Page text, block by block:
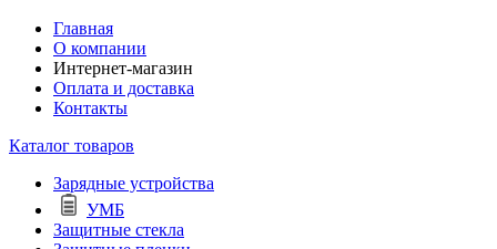
Главная
О компании
Интернет-магазин
Оплата и доставка
Контакты
Каталог товаров
Зарядные устройства
УМБ
Защитные стекла